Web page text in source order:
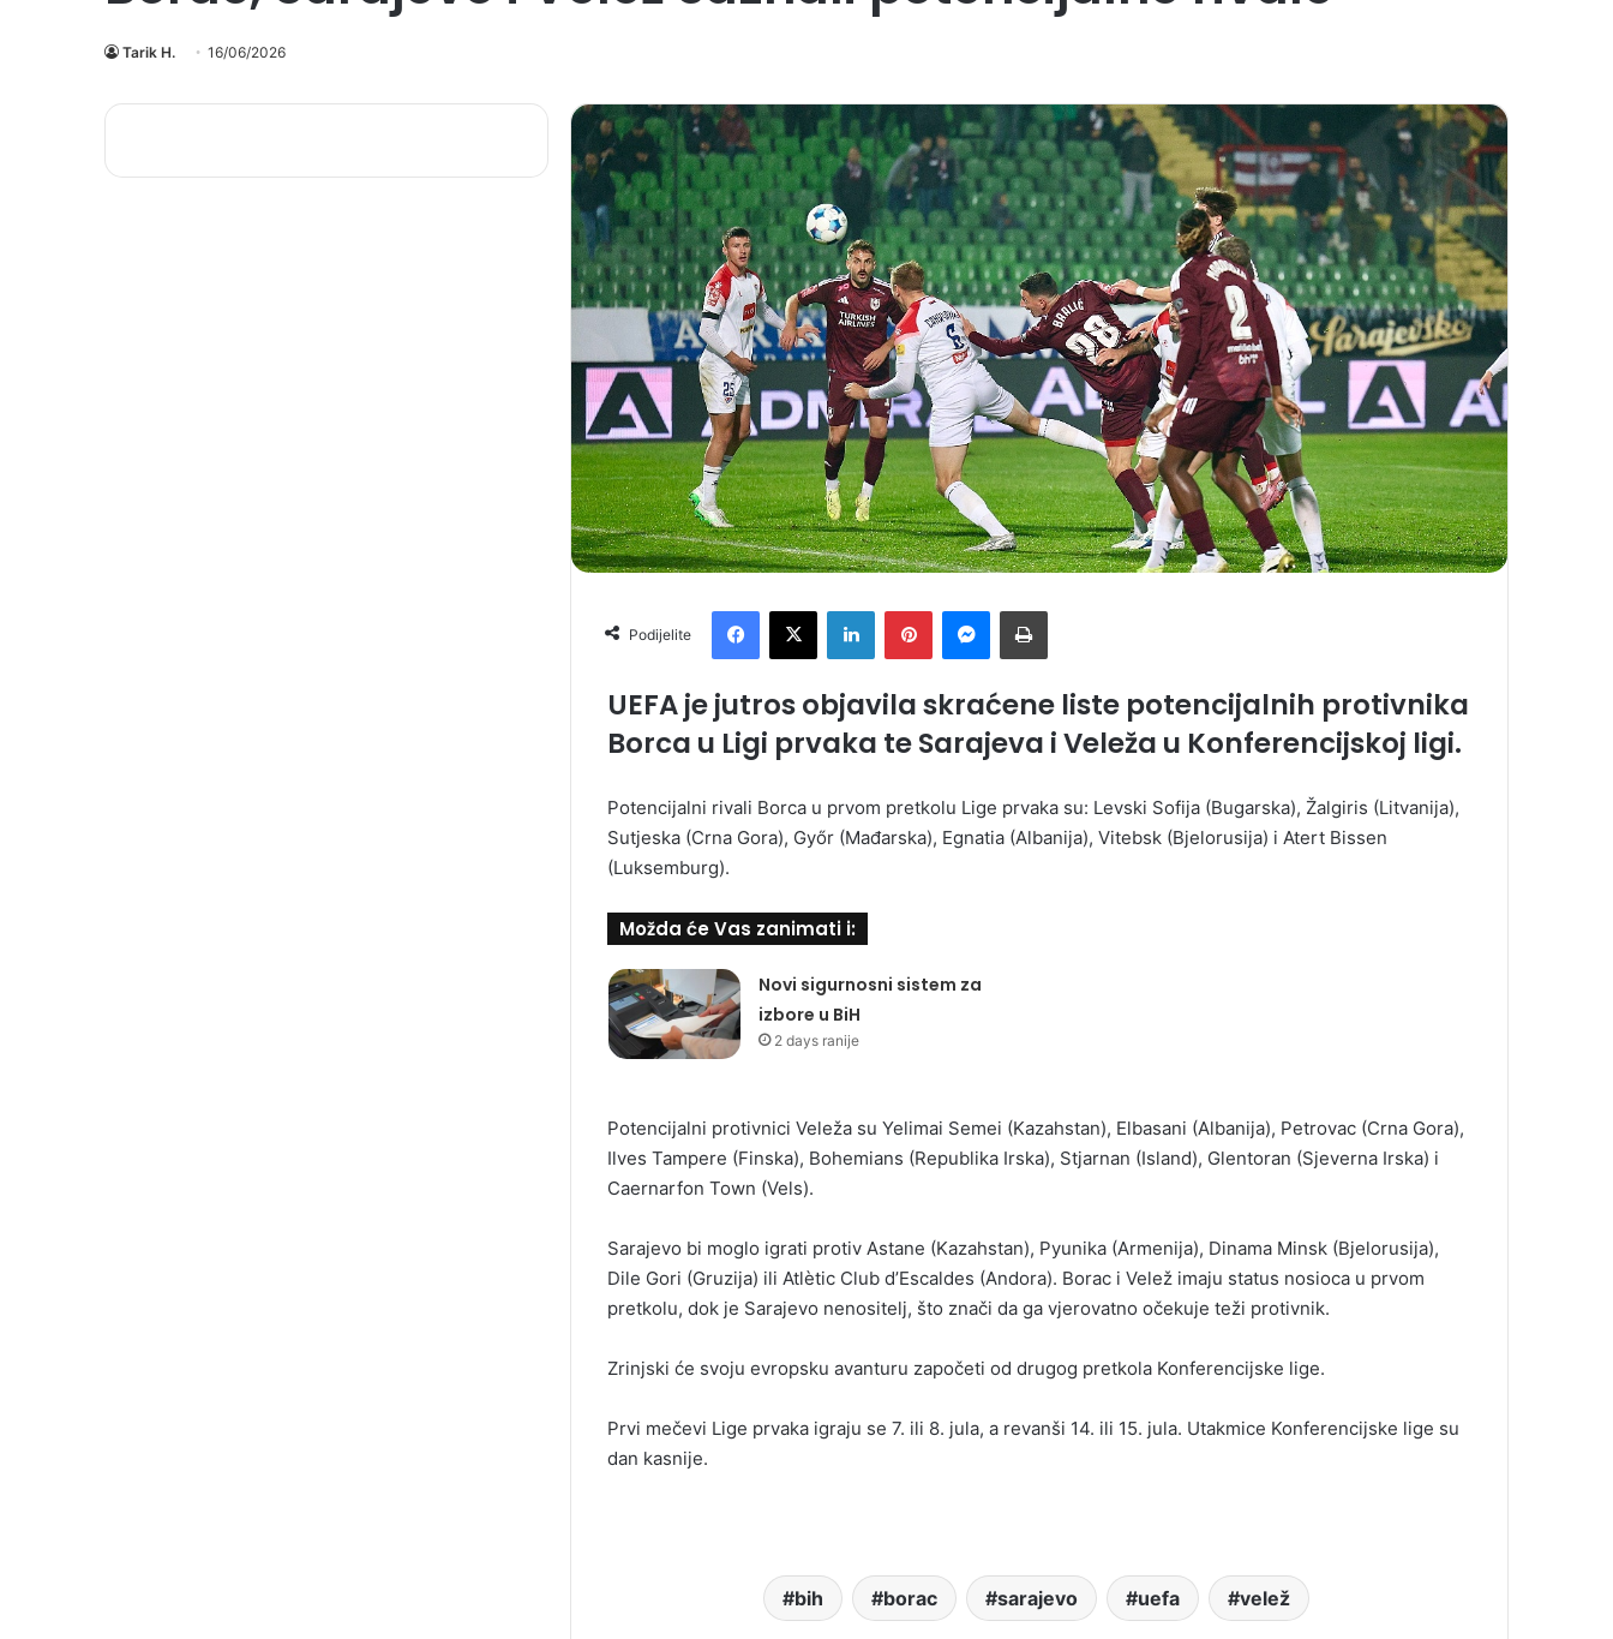
Tarik H. 16/06/2026
Podijelite
UEFA je jutros objavila skraćene liste potencijalnih protivnika
Borca u Ligi prvaka te Sarajeva i Veleža u Konferencijskoj ligi.
Potencijalni rivali Borca u prvom pretkolu Lige prvaka su: Levski Sofija (Bugarska), Žalgiris (Litvanija),
Sutjeska (Crna Gora), Győr (Mađarska), Egnatia (Albanija), Vitebsk (Bjelorusija) i Atert Bissen
(Luksemburg).
Možda će Vas zanimati i:
Novi sigurnosni sistem za
izbore u BiH
2 days ranije
Potencijalni protivnici Veleža su Yelimai Semei (Kazahstan), Elbasani (Albanija), Petrovac (Crna Gora),
Ilves Tampere (Finska), Bohemians (Republika Irska), Stjarnan (Island), Glentoran (Sjeverna Irska) i
Caernarfon Town (Vels).
Sarajevo bi moglo igrati protiv Astane (Kazahstan), Pyunika (Armenija), Dinama Minsk (Bjelorusija),
Dile Gori (Gruzija) ili Atlètic Club d’Escaldes (Andora). Borac i Velež imaju status nosioca u prvom
pretkolu, dok je Sarajevo nenositelj, što znači da ga vjerovatno očekuje teži protivnik.
Zrinjski će svoju evropsku avanturu započeti od drugog pretkola Konferencijske lige.
Prvi mečevi Lige prvaka igraju se 7. ili 8. jula, a revanši 14. ili 15. jula. Utakmice Konferencijske lige su
dan kasnije.
bih borac sarajevo uefa velež